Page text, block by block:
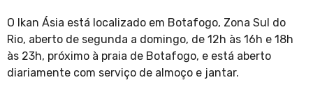
O Ikan Ásia está localizado em Botafogo, Zona Sul do
Rio, aberto de segunda a domingo, de 12h às 16h e 18h
às 23h, próximo à praia de Botafogo, e está aberto
diariamente com serviço de almoço e jantar.